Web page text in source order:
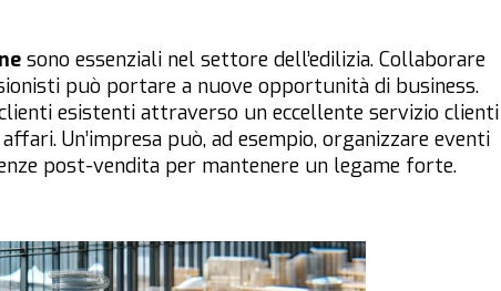
sono essenziali nel settore dell’edilizia. Collaborare
può portare a nuove opportunità di business.
esistenti attraverso un eccellente servizio clienti
Un’impresa può, ad esempio, organizzare eventi
post-vendita per mantenere un legame forte.